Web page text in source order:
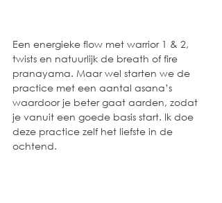
Een energieke flow met warrior 1 & 2,
twists en natuurlijk de breath of fire
pranayama. Maar wel starten we de
practice met een aantal asana’s
waardoor je beter gaat aarden, zodat
je vanuit een goede basis start. Ik doe
deze practice zelf het liefste in de
ochtend.